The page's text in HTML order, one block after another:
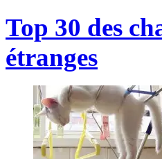
Top 30 des
étranges